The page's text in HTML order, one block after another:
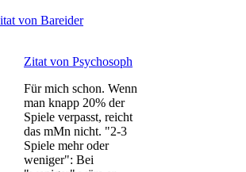
von Bareider
Zitat von Psychosoph
Für mich schon. Wenn
man knapp 20% der
Spiele verpasst, reicht
das mMn nicht. "2-3
Spiele mehr oder
weniger": Bei